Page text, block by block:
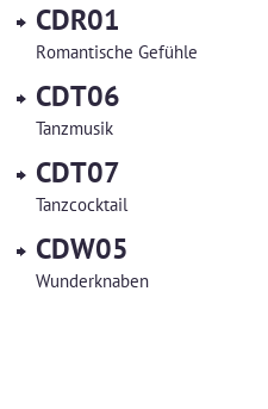
CDR01
Romantische Gefühle
CDT06
Tanzmusik
CDT07
Tanzcocktail
CDW05
Wunderknaben